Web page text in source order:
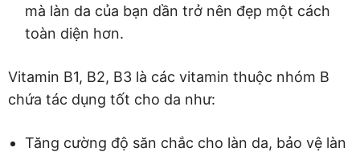
mà làn da của bạn dần trở nên đẹp một cách
toàn diện hơn.
Vitamin B1, B2, B3 là các vitamin thuộc nhóm B
chứa tác dụng tốt cho da như:
Tăng cường độ săn chắc cho làn da, bảo vệ làn